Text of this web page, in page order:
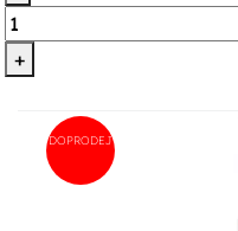
+
DOPRODEJ